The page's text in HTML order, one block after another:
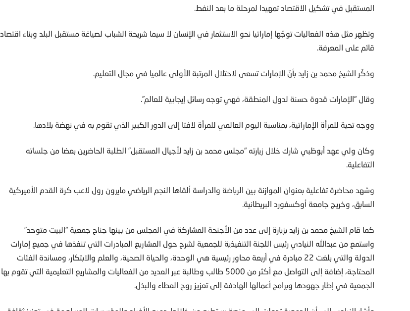
المستقبل في تشكيل الاقتصاد تمهيدا لمرحلة ما بعد النفط.
وتظهر مثل هذه الفعاليات توجّها إماراتيا نحو الاستثمار في الإنسان لا سيما شريحة الشباب لصياغة مستقبل البلد وبناء اقتصاد
قائم على المعرفة.
وذكّر الشيخ محمد بن زايد بأنّ الإمارات تسعى لاحتلال المرتبة الأولى عالميا في مجال التعليم.
وقال “الإمارات قدوة حسنة لدول المنطقة، فهي توجه رسائل إيجابية للعالم”.
ووجه تحية للمرأة الإماراتية، بمناسبة اليوم العالمي للمرأة لافتا إلى الدور الكبير الذي تقوم به في نهضة بلادها.
وكان ولي عهد أبوظبي شارك خلال زيارته “مجلس محمد بن زايد لأجيال المستقبل” الطلبة الحاضرين بعضا من جلساته
التفاعلية.
وشهد محاضرة تفاعلية بعنوان الموازنة بين الرياضة والدراسة ألقاها النجم الرياضي مايرون رول لاعب كرة القدم الأميركية
السابق، وخريج جامعة أوكسفورد البريطانية.
كما قام الشيخ محمد بن زايد بزيارة إلى عدد من الأجنحة المشاركة في المجلس من بينها جناح جمعية “البيت متوحد”
واستمع من عبدالله النيادي رئيس اللجنة التنفيذية للجمعية لشرح حول المشاريع المبادرات التي تنفذها في جميع إمارات
الدولة والتي بلغت 22 مبادرة في أربعة محاور رئيسية هي الوحدة، والحياة الصحية، والعلم والابتكار، ومساندة الفئات
المحتاجة، إضافة إلى التواصل مع أكثر من 5000 طالب وطالبة عبر العديد من الفعاليات والمشاريع التعليمية التي تقوم بها
الجمعية في إطار جهودها وبرامج أعمالها الهادفة إلى تعزيز روح العطاء والبذل.